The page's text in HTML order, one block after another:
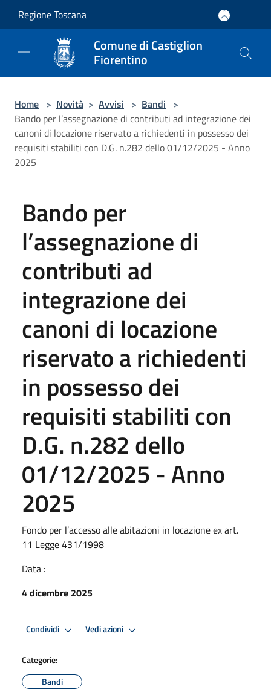
Regione Toscana
Comune di Castiglion
Fiorentino
Home > Novità > Avvisi > Bandi >
Bando per l’assegnazione di contributi ad integrazione dei
canoni di locazione riservato a richiedenti in possesso dei
requisiti stabiliti con D.G. n.282 dello 01/12/2025 - Anno
2025
Bando per
l’assegnazione di
contributi ad
integrazione dei
canoni di locazione
riservato a richiedenti
in possesso dei
requisiti stabiliti con
D.G. n.282 dello
01/12/2025 - Anno
2025
Fondo per l’accesso alle abitazioni in locazione ex art.
11 Legge 431/1998
Data :
4 dicembre 2025
Condividi Vedi azioni
Categorie:
Bandi